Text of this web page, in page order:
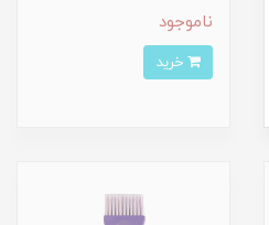
ناموجود